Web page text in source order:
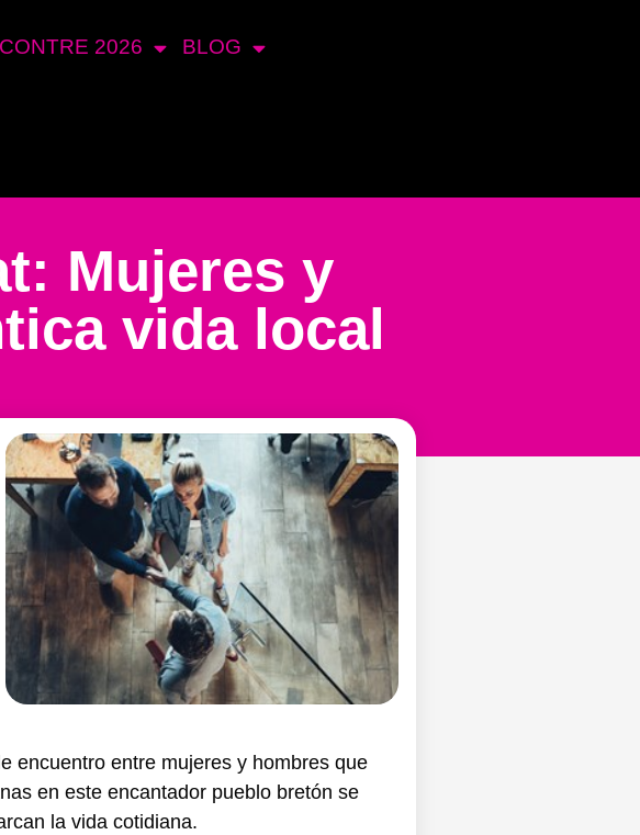
2026 BLOG
Mujeres y
vida local
encuentro entre mujeres y hombres que
en este encantador pueblo bretón se
la vida cotidiana.